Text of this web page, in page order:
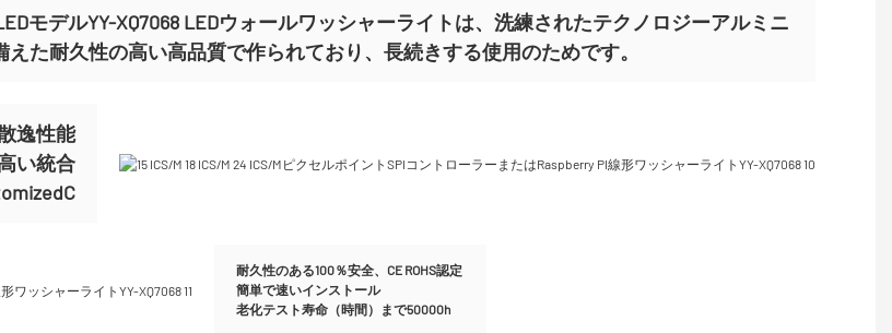
モデルYY-XQ7068 LEDウォールワッシャーライトは、洗練されたテクノロジーアルミニ
えた耐久性の高い高品質で作られており、長続きする使用のためです。
逸性能
い統合
耐久性のある100％安全、CE ROHS認定
簡単で速いインストール
老化テスト寿命（時間）まで50000h